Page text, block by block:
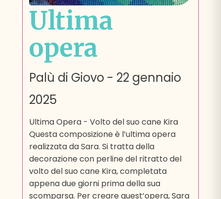
Ultima
opera
Palù di Giovo - 22 gennaio
2025
Ultima Opera - Volto del suo cane Kira
Questa composizione è l’ultima opera
realizzata da Sara. Si tratta della
decorazione con perline del ritratto del
volto del suo cane Kira, completata
appena due giorni prima della sua
scomparsa. Per creare quest’opera, Sara